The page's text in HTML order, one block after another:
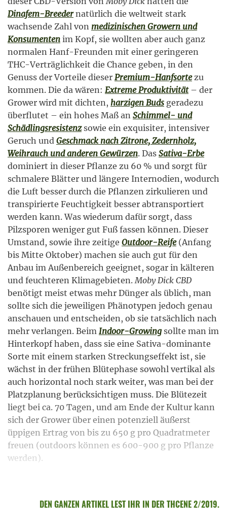
Dinafem-Breedernatürlich die weltweit stark
wachsende Zahl von medizinischen Growern und
Konsumenten im Kopf, sie wollten aber auch ganz
normalen Hanf-Freunden mit einer geringeren
THC-Verträglichkeit die Chance geben, in den
Genuss der Vorteile dieser Premium-Hanfsortezu
kommen. Die da wären: Extreme Produktivität– der
Grower wird mit dichten, harzigen Buds geradezu
überflutet – ein hohes Maß an Schimmel- und
Schädlingsresistenzsowie ein exquisiter, intensiver
Geruch und Geschmack nach Zitrone, Zedernholz,
Weihrauch und anderen Gewürzen. Das Sativa-Erbe
dominiert in dieser Pflanze zu 60 % und sorgt für
schmalere Blätter und längere Internodien, wodurch
die Luft besser durch die Pflanzen zirkulieren und
transpirierte Feuchtigkeit besser abtransportiert
werden kann. Was wiederum dafür sorgt, dass
Pilzsporen weniger gut Fuß fassen können. Dieser
Umstand, sowie ihre zeitige Outdoor-Reife(Anfang
bis Mitte Oktober) machen sie auch gut für den
Anbau im Außenbereich geeignet, sogar in kälteren
und feuchteren Klimagebieten.Moby Dick CBD
benötigt meist etwas mehr Dünger als üblich, man
sollte sich die jeweiligen Phänotypen jedoch genau
anschauen und entscheiden, ob sie tatsächlich nach
mehr verlangen. Beim Indoor-Growingsollte man im
Hinterkopf haben, dass sie eine Sativa-dominante
Sorte mit einem starken Streckungseffekt ist, sie
wächst in der frühen Blütephase sowohl vertikal als
auch horizontal noch stark weiter, was man bei der
Platzplanung berücksichtigen muss. Die Blütezeit
liegt bei ca. 70 Tagen, und am Ende der Kultur kann
sich der Grower über einen potenziell äußerst
üppigen Ertrag von bis zu 650 g pro Quadratmeter
freuen (outdoors können es 600-900 g pro Pflanze
werden).
DEN GANZEN ARTIKEL LEST IHR IN DER THCENE 2/2019.